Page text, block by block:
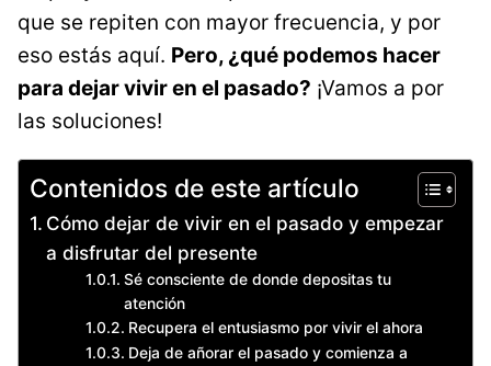
que se repiten con mayor frecuencia, y por
eso estás aquí. Pero, ¿qué podemos hacer
para dejar vivir en el pasado? ¡Vamos a por
las soluciones!
Contenidos de este artículo
Cómo dejar de vivir en el pasado y empezar
a disfrutar del presente
Sé consciente de donde depositas tu
atención
Recupera el entusiasmo por vivir el ahora
Deja de añorar el pasado y comienza a